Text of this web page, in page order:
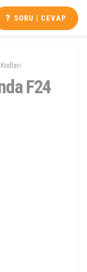
SORU | CEVAP
F24